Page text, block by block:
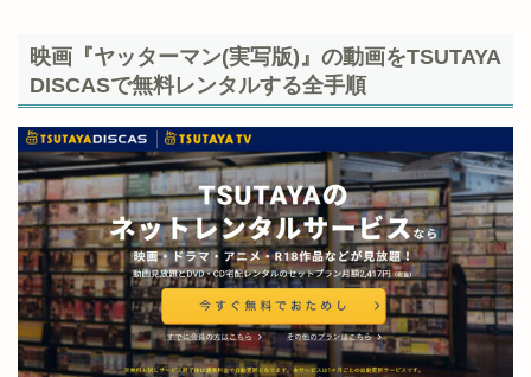
映画『ヤッターマン(実写版)』の動画をTSUTAYA
DISCASで無料レンタルする全手順